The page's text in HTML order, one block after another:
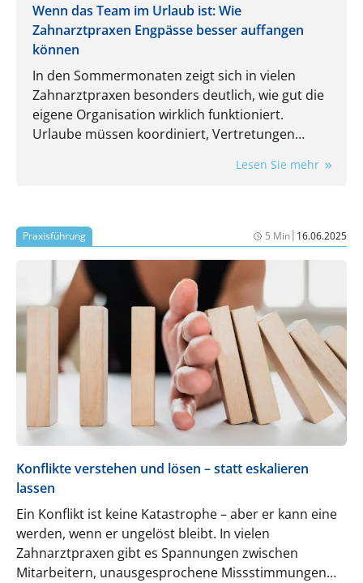
Wenn das Team im Urlaub ist: Wie
Zahnarztpraxen Engpässe besser auffangen
können
In den Sommermonaten zeigt sich in vielen
Zahnarztpraxen besonders deutlich, wie gut die
eigene Organisation wirklich funktioniert.
Urlaube müssen koordiniert, Vertretungen
zuverlässig erledigt werden. Gerade dann wird
Mitarbeitenden abhängt.
Lesen Sie mehr
Praxisführung 5 Min| 16.06.2025
Konflikte verstehen und lösen – statt eskalieren
lassen
Ein Konflikt ist keine Katastrophe – aber er kann eine
werden, wenn er ungelöst bleibt. In vielen
Zahnarztpraxen gibt es Spannungen zwischen
Mitarbeitern, unausgesprochene Missstimmungen